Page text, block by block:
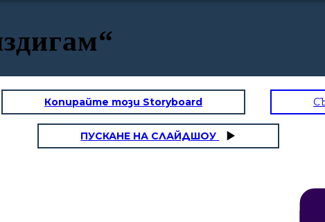
Копирайте този Storyboard
ПУСКАНЕ НА СЛАЙДШОУ